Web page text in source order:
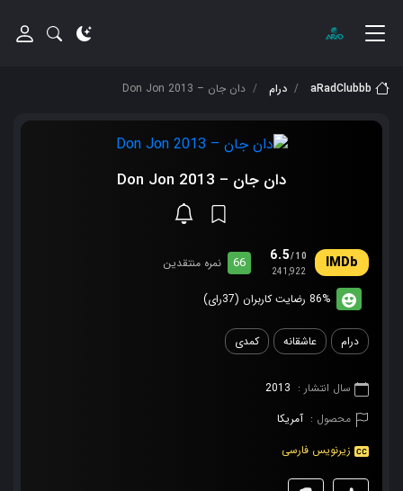
aRadClubbb درام دان جان – Don Jon 2013
دان جان – Don Jon 2013
6.5/10
241,922
66 نمره منتقدین
86% رضایت کاربران (37رای)
درام عاشقانه کمدی
سال انتشار : 2013
محصول : آمریکا
زیرنویس فارسی